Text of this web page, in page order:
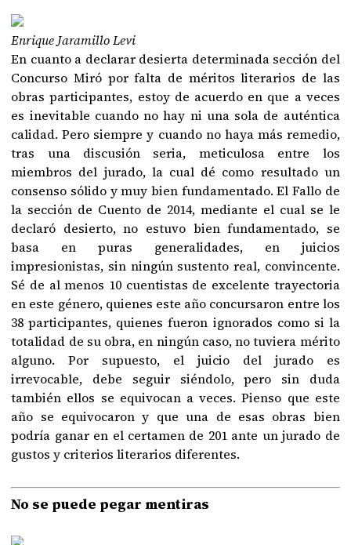
Enrique Jaramillo Levi
En cuanto a declarar desierta determinada sección del
Concurso Miró por falta de méritos literarios de las
obras participantes, estoy de acuerdo en que a veces
es inevitable cuando no hay ni una sola de auténtica
calidad. Pero siempre y cuando no haya más remedio,
tras una discusión seria, meticulosa entre los
miembros del jurado, la cual dé como resultado un
consenso sólido y muy bien fundamentado. El Fallo de
la sección de Cuento de 2014, mediante el cual se le
declaró desierto, no estuvo bien fundamentado, se
basa en puras generalidades, en juicios
impresionistas, sin ningún sustento real, convincente.
Sé de al menos 10 cuentistas de excelente trayectoria
en este género, quienes este año concursaron entre los
38 participantes, quienes fueron ignorados como si la
totalidad de su obra, en ningún caso, no tuviera mérito
alguno. Por supuesto, el juicio del jurado es
irrevocable, debe seguir siéndolo, pero sin duda
también ellos se equivocan a veces. Pienso que este
año se equivocaron y que una de esas obras bien
podría ganar en el certamen de 201 ante un jurado de
gustos y criterios literarios diferentes.
No se puede pegar mentiras